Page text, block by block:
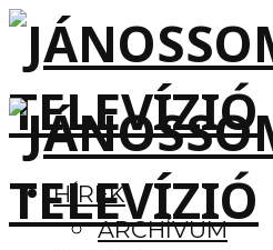
HÍREK
ARCHÍVUM